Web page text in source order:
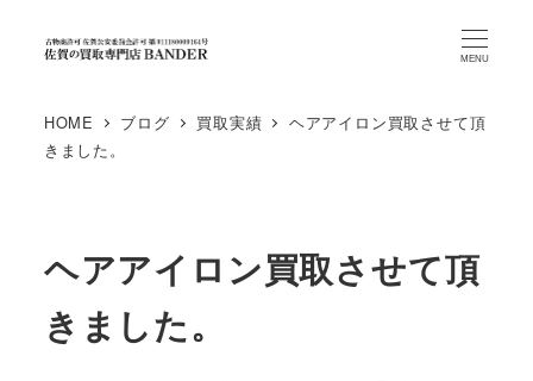
MENU
HOME ブログ 買取実績
ヘアアイロン買取させて頂
きました。
ヘアアイロン買取させて頂
きました。